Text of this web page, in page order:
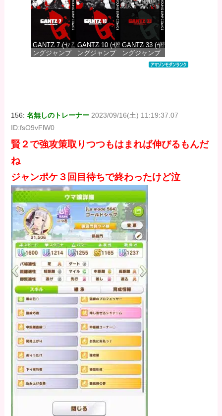
価格：¥100 価格：¥100 価格：¥100
GANTZ 7 (ヤ
ングジャンプ
GANTZ 10 (ヤ
ングジャンプ
GANTZ 33 (ヤ
ングジャンプ
コミックス
156:名無しのトレーナー 2023/09/16(土) 11:19:37.07
ID:fsO9vFlW0
賢２で強攻策取りつつもはまれば伸びるもんだ
ね
ジャンポケ３回目待ちで終わったけど泣